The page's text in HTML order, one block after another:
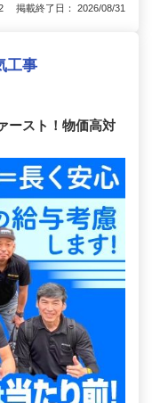
掲載終了日： 2026/08/31
工事
ースト！物価高対